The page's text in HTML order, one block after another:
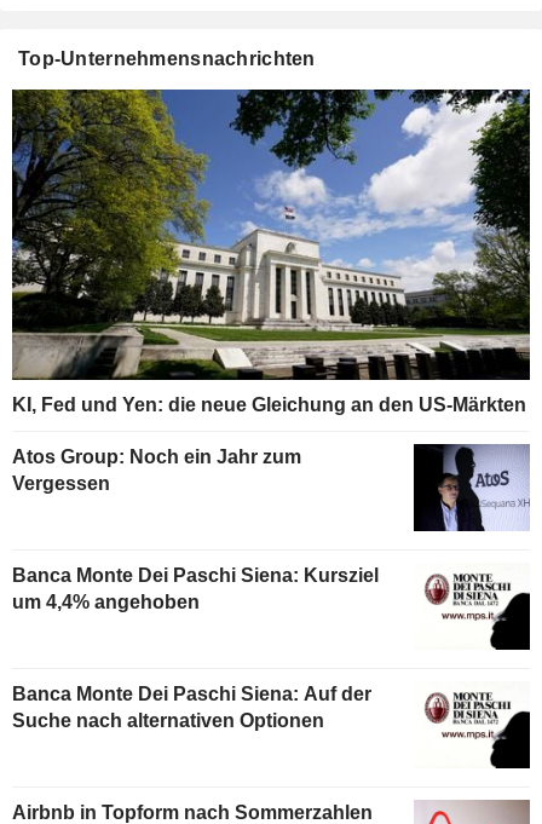
Top-Unternehmensnachrichten
KI, Fed und Yen: die neue Gleichung an den US-Märkten
Atos Group: Noch ein Jahr zum
Vergessen
Banca Monte Dei Paschi Siena: Kursziel
um 4,4% angehoben
Banca Monte Dei Paschi Siena: Auf der
Suche nach alternativen Optionen
Airbnb in Topform nach Sommerzahlen